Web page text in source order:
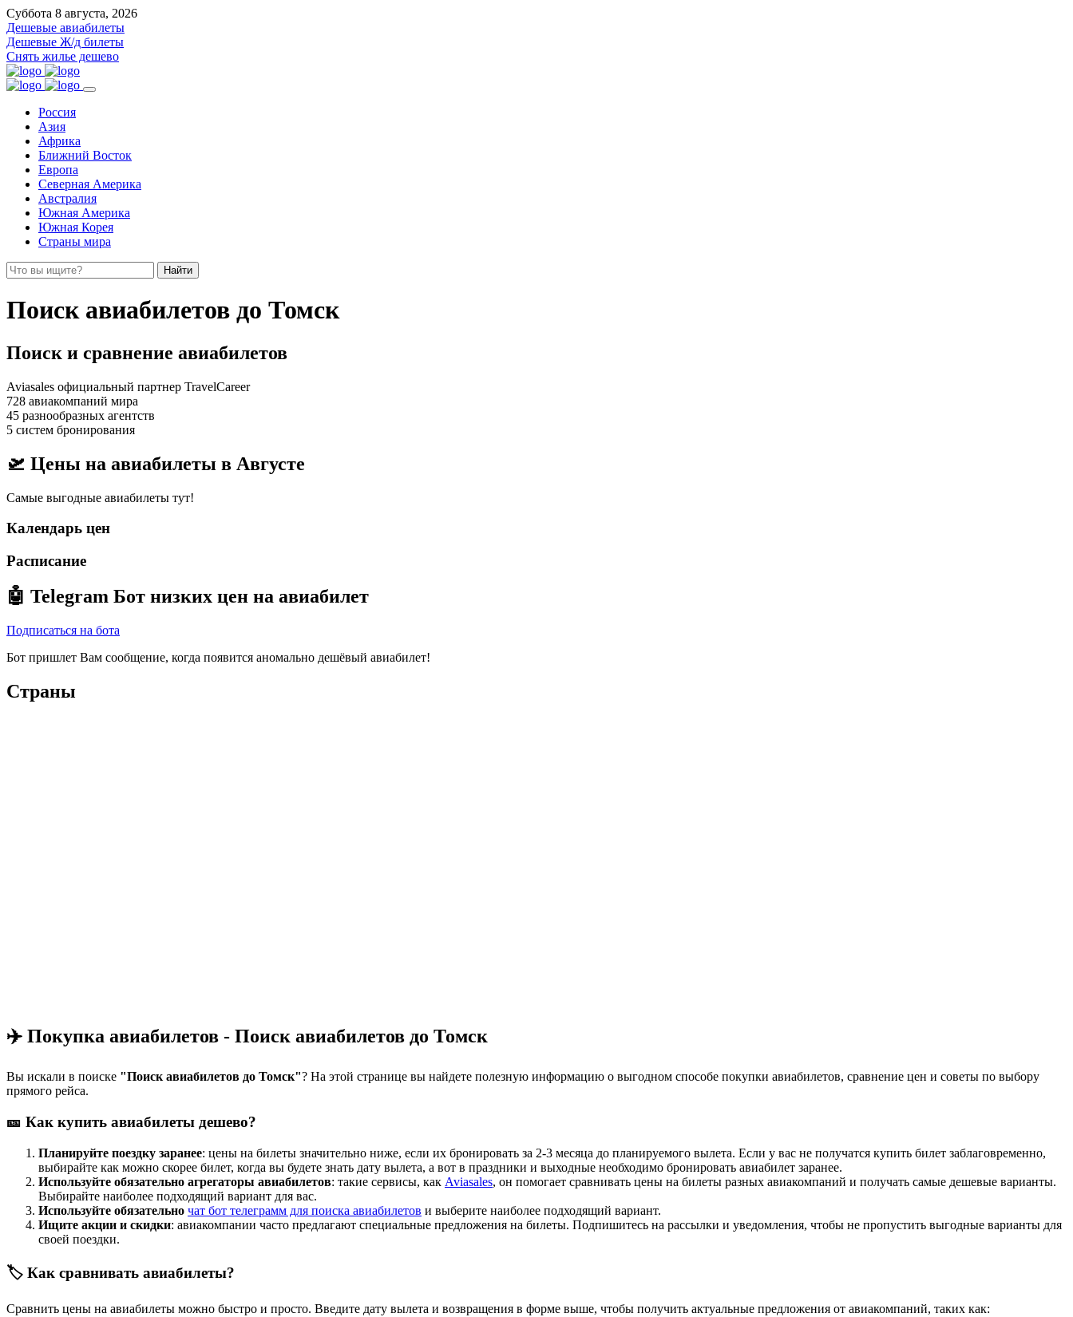
Суббота 8 августа, 2026
Дешевые авиабилеты
Дешевые Ж/д билеты
Снять жилье дешево
Россия
Азия
Африка
Ближний Восток
Европа
Северная Америка
Австралия
Южная Америка
Южная Корея
Страны мира
Найти
Поиск авиабилетов до Томск
Поиск и сравнение авиабилетов
Aviasales официальный партнер TravelCareer
728 авиакомпаний мира
45 разнообразных агентств
5 систем бронирования
🛫 Цены на авиабилеты в Августе
Самые выгодные авиабилеты тут!
Календарь цен
Расписание
🤖 Telegram Бот низких цен на авиабилет
Подписаться на бота
Бот пришлет Вам сообщение, когда появится аномально дешёвый авиабилет!
Страны
✈️ Покупка авиабилетов - Поиск авиабилетов до Томск
Вы искали в поиске "Поиск авиабилетов до Томск"? На этой странице вы найдете полезную информацию о выгодном способе покупки авиабилетов, сравнение цен и советы по выбору
прямого рейса.
🎫 Как купить авиабилеты дешево?
Планируйте поездку заранее: цены на билеты значительно ниже, если их бронировать за 2-3 месяца до планируемого вылета. Если у вас не получатся купить билет заблаговременно,
выбирайте как можно скорее билет, когда вы будете знать дату вылета, а вот в праздники и выходные необходимо бронировать авиабилет заранее.
Используйте обязательно агрегаторы авиабилетов: такие сервисы, как Aviasales, он помогает сравнивать цены на билеты разных авиакомпаний и получать самые дешевые варианты.
Выбирайте наиболее подходящий вариант для вас.
Используйте обязательно чат бот телеграмм для поиска авиабилетов и выберите наиболее подходящий вариант.
Ищите акции и скидки: авиакомпании часто предлагают специальные предложения на билеты. Подпишитесь на рассылки и уведомления, чтобы не пропустить выгодные варианты для
своей поездки.
🏷️ Как сравнивать авиабилеты?
Сравнить цены на авиабилеты можно быстро и просто. Введите дату вылета и возвращения в форме выше, чтобы получить актуальные предложения от авиакомпаний, таких как: